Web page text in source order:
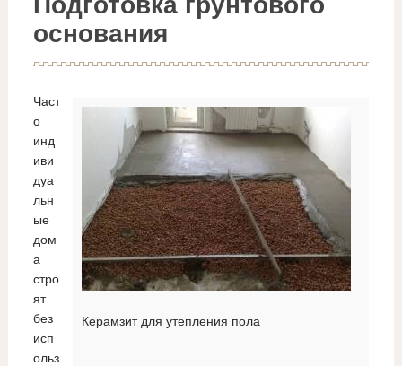
основания
Керамзит для утепления пола
Част
о
инд
иви
дуа
льн
ые
дом
а
стро
ят
без
исп
ольз